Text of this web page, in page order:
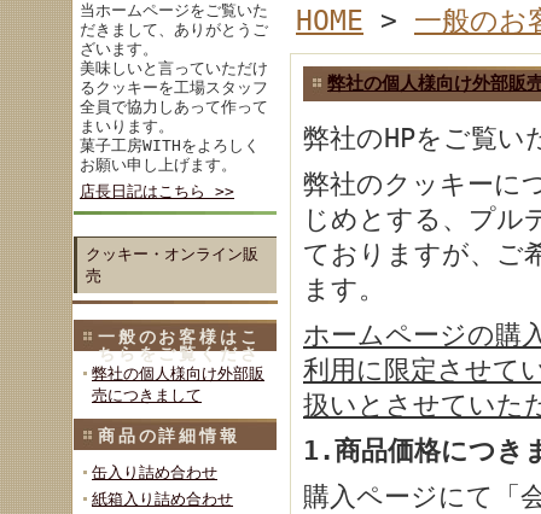
当ホームページをご覧いた
だきまして、ありがとうご
ざいます。
美味しいと言っていただけ
るクッキーを工場スタッフ
全員で協力しあって作って
まいります。
菓子工房WITHをよろしく
お願い申し上げます。
店長日記はこちら >>
クッキー・オンライン販
売
一般のお客様はこ
ちらをご覧くださ
い
弊社の個人様向け外部販
売につきまして
商品の詳細情報
缶入り詰め合わせ
紙箱入り詰め合わせ
HOME > 一般のお
弊社の個人様向け外部販
弊社のHPをご覧
弊社のクッキーに
じめとする、プル
ておりますが、ご
ます。
ホームページの購
利用に限定させて
扱いとさせていた
1.商品価格につき
購入ページにて「